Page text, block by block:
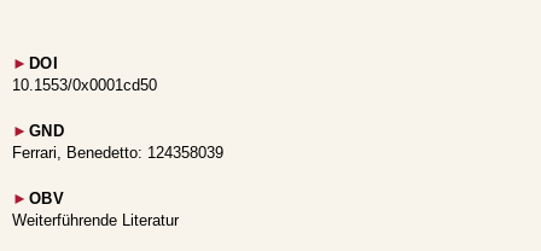
► DOI
10.1553/0x0001cd50
► GND
Ferrari, Benedetto: 124358039
► OBV
Weiterführende Literatur